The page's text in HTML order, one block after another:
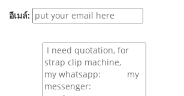
อีเมล์: